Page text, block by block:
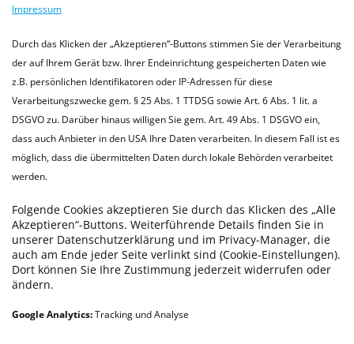
Kater , Heimtiere männlich / weiblich (Kaninchen,...mehr
erfahren »
Filtern
Von: Dr. med. vet. Ralf Michling 27.06.12 08:13 0 Kommentare
Bei älteren Tieren ist die Operation mit einem höheren
Impressum
Durch das Klicken der „Akzeptieren“-Buttons stimmen Sie der Verarbeitung
der auf Ihrem Gerät bzw. Ihrer Endeinrichtung gespeicherten Daten wie
z.B. persönlichen Identifikatoren oder IP-Adressen für diese
Verarbeitungszwecke gem. § 25 Abs. 1 TTDSG sowie Art. 6 Abs. 1 lit. a
DSGVO zu. Darüber hinaus willigen Sie gem. Art. 49 Abs. 1 DSGVO ein,
dass auch Anbieter in den USA Ihre Daten verarbeiten. In diesem Fall ist es
möglich, dass die übermittelten Daten durch lokale Behörden verarbeitet
werden.
Folgende Cookies akzeptieren Sie durch das Klicken des „Alle
Akzeptieren“-Buttons. Weiterführende Details finden Sie in
unserer Datenschutzerklärung und im Privacy-Manager, die
auch am Ende jeder Seite verlinkt sind (Cookie-Einstellungen).
Dort können Sie Ihre Zustimmung jederzeit widerrufen oder
ändern.
Google Analytics:Tracking und Analyse